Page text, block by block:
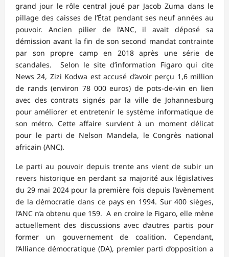
grand jour le rôle central joué par Jacob Zuma dans le
pillage des caisses de l’État pendant ses neuf années au
pouvoir. Ancien pilier de l’ANC, il avait déposé sa
démission avant la fin de son second mandat contrainte
par son propre camp en 2018 après une série de
scandales. Selon le site d’information Figaro qui cite
News 24, Zizi Kodwa est accusé d’avoir perçu 1,6 million
de rands (environ 78 000 euros) de pots-de-vin en lien
avec des contrats signés par la ville de Johannesburg
pour améliorer et entretenir le système informatique de
son métro. Cette affaire survient à un moment délicat
pour le parti de Nelson Mandela, le Congrès national
africain (ANC).
Le parti au pouvoir depuis trente ans vient de subir un
revers historique en perdant sa majorité aux législatives
du 29 mai 2024 pour la première fois depuis l’avènement
de la démocratie dans ce pays en 1994. Sur 400 sièges,
l’ANC n’a obtenu que 159. A en croire le Figaro, elle mène
actuellement des discussions avec d’autres partis pour
former un gouvernement de coalition. Cependant,
l’Alliance démocratique (DA), premier parti d’opposition a